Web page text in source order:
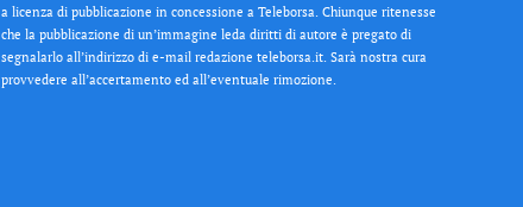
a licenza di pubblicazione in concessione a Teleborsa. Chiunque ritenesse
che la pubblicazione di un’immagine leda diritti di autore è pregato di
segnalarlo all’indirizzo di e-mail redazione teleborsa.it. Sarà nostra cura
provvedere all’accertamento ed all’eventuale rimozione.